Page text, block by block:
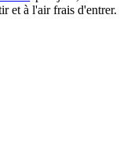
et à l'air frais d'entrer.